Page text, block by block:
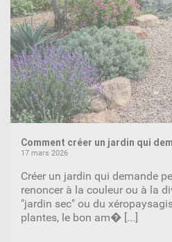
Comment créer un jardin qui
17 mars 2026
Créer un jardin qui demande
renoncer à la couleur ou à la
"jardin sec" ou du
plantes, le bon am� [...]